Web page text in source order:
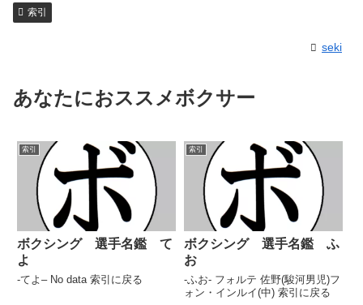
索引
seki
あなたにおススメボクサー
索引
ボクシング 選手名鑑 て
よ
-てよ– No data 索引に戻る
索引
ボクシング 選手名鑑 ふ
お
-ふお- フォルテ 佐野(駿河男児)フ
ォン・インルイ(中) 索引に戻る